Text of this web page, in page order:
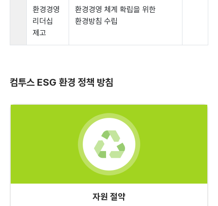
환경경영
리더십
제고
환경경영 체계 확립을 위한
환경방침 수립
컴투스 ESG 환경 정책 방침
자원 절약